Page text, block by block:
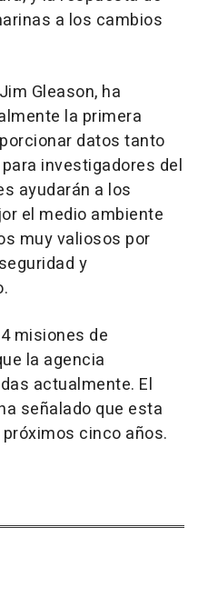
a los cambios
Gleason, ha
la primera
datos tanto
investigadores del
ayudarán a los
el medio ambiente
muy valiosos por
y
misiones de
la agencia
actualmente. El
señalado que esta
cinco años.